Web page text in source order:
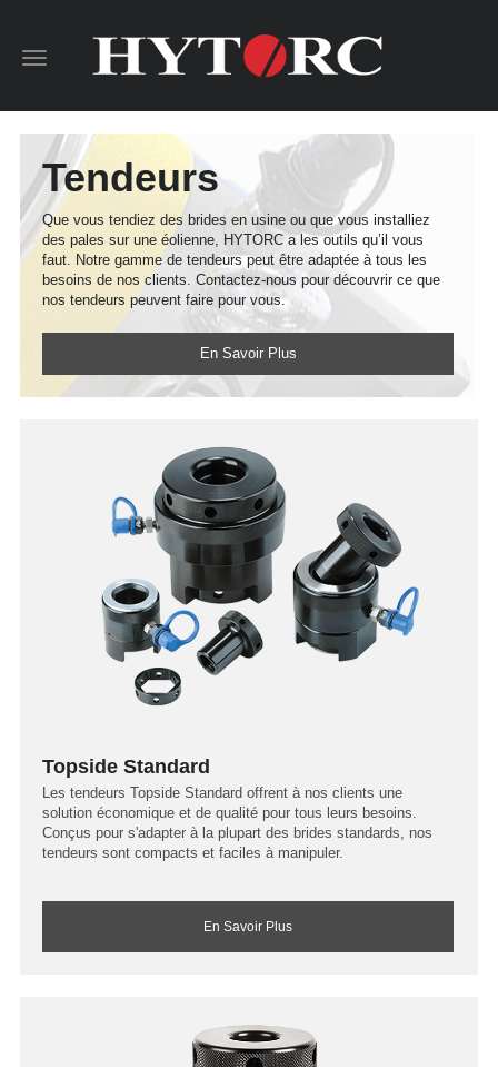
Toggle
Tendeurs
Que vous tendiez des brides en usine ou que vous installiez
des pales sur une éolienne, HYTORC a les outils qu’il vous
faut. Notre gamme de tendeurs peut être adaptée à tous les
besoins de nos clients. Contactez-nous pour découvrir ce que
nos tendeurs peuvent faire pour vous.
En Savoir Plus
Topside Standard
Les tendeurs Topside Standard offrent à nos clients une
solution économique et de qualité pour tous leurs besoins.
Conçus pour s'adapter à la plupart des brides standards, nos
tendeurs sont compacts et faciles à manipuler.
En Savoir Plus